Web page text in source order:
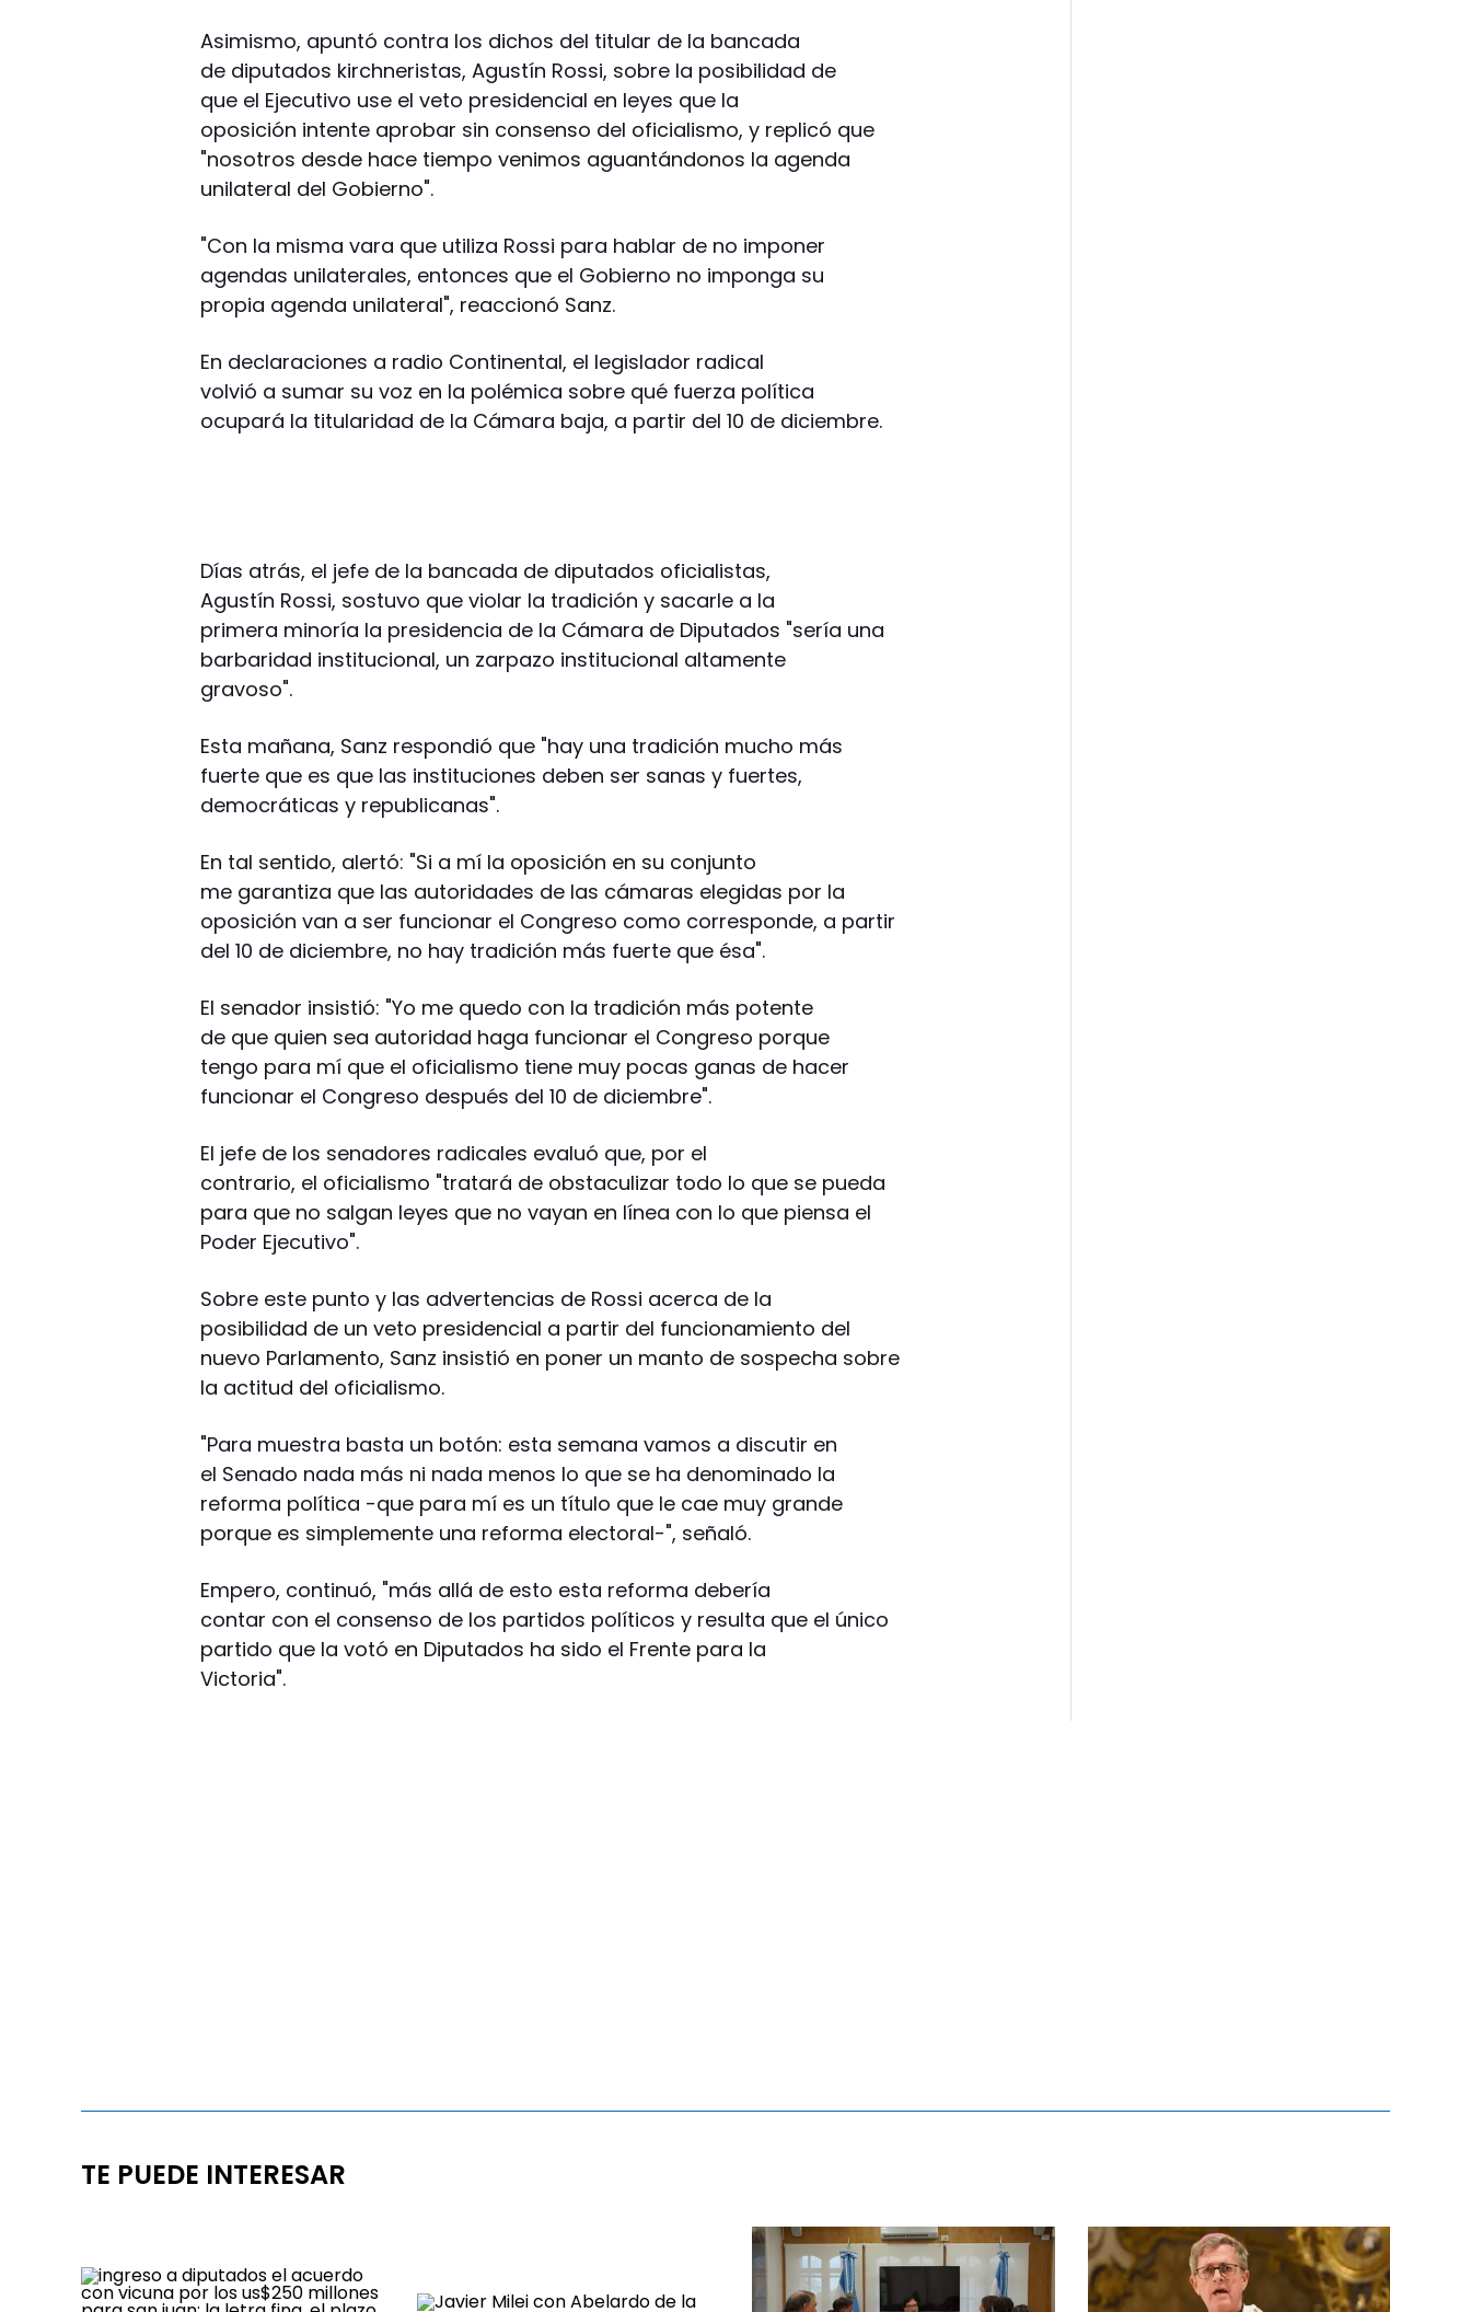
Asimismo, apuntó contra los dichos del titular de la bancada
de diputados kirchneristas, Agustín Rossi, sobre la posibilidad de
que el Ejecutivo use el veto presidencial en leyes que la
oposición intente aprobar sin consenso del oficialismo, y replicó que
"nosotros desde hace tiempo venimos aguantándonos la agenda
unilateral del Gobierno".
"Con la misma vara que utiliza Rossi para hablar de no imponer
agendas unilaterales, entonces que el Gobierno no imponga su
propia agenda unilateral", reaccionó Sanz.
En declaraciones a radio Continental, el legislador radical
volvió a sumar su voz en la polémica sobre qué fuerza política
ocupará la titularidad de la Cámara baja, a partir del 10 de diciembre.
Días atrás, el jefe de la bancada de diputados oficialistas,
Agustín Rossi, sostuvo que violar la tradición y sacarle a la
primera minoría la presidencia de la Cámara de Diputados "sería una
barbaridad institucional, un zarpazo institucional altamente
gravoso".
Esta mañana, Sanz respondió que "hay una tradición mucho más
fuerte que es que las instituciones deben ser sanas y fuertes,
democráticas y republicanas".
En tal sentido, alertó: "Si a mí la oposición en su conjunto
me garantiza que las autoridades de las cámaras elegidas por la
oposición van a ser funcionar el Congreso como corresponde, a partir
del 10 de diciembre, no hay tradición más fuerte que ésa".
El senador insistió: "Yo me quedo con la tradición más potente
de que quien sea autoridad haga funcionar el Congreso porque
tengo para mí que el oficialismo tiene muy pocas ganas de hacer
funcionar el Congreso después del 10 de diciembre".
El jefe de los senadores radicales evaluó que, por el
contrario, el oficialismo "tratará de obstaculizar todo lo que se pueda
para que no salgan leyes que no vayan en línea con lo que piensa el
Poder Ejecutivo".
Sobre este punto y las advertencias de Rossi acerca de la
posibilidad de un veto presidencial a partir del funcionamiento del
nuevo Parlamento, Sanz insistió en poner un manto de sospecha sobre
la actitud del oficialismo.
"Para muestra basta un botón: esta semana vamos a discutir en
el Senado nada más ni nada menos lo que se ha denominado la
reforma política -que para mí es un título que le cae muy grande
porque es simplemente una reforma electoral-", señaló.
Empero, continuó, "más allá de esto esta reforma debería
contar con el consenso de los partidos políticos y resulta que el único
partido que la votó en Diputados ha sido el Frente para la
Victoria".
TE PUEDE INTERESAR